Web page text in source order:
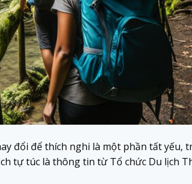
đổi để thích nghi là một phần tất yếu,
tự túc là thông tin từ Tổ chức Du lịch